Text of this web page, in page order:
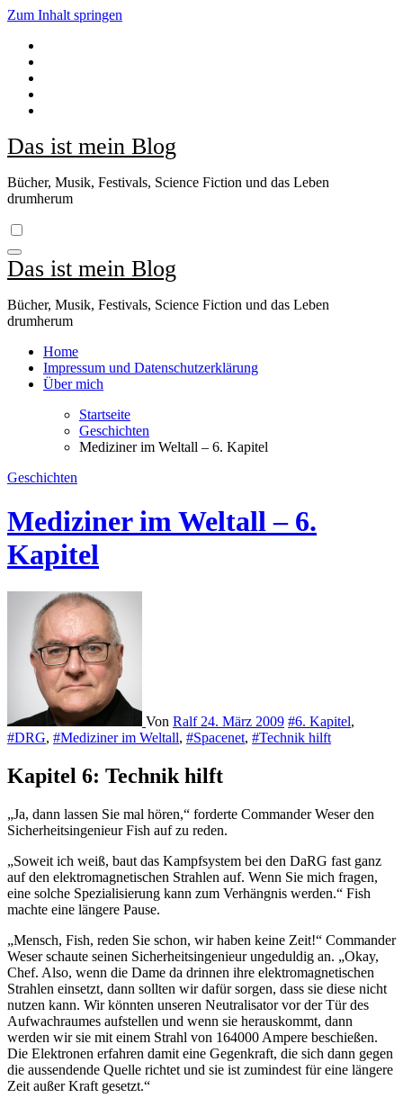
Zum Inhalt springen
Das ist mein Blog
Bücher, Musik, Festivals, Science Fiction und das Leben
drumherum
Das ist mein Blog
Bücher, Musik, Festivals, Science Fiction und das Leben
drumherum
Home
Impressum und Datenschutzerklärung
Über mich
Startseite
Geschichten
Mediziner im Weltall – 6. Kapitel
Geschichten
Mediziner im Weltall – 6.
Kapitel
Von Ralf 24. März 2009 #6. Kapitel,
#DRG, #Mediziner im Weltall, #Spacenet, #Technik hilft
Kapitel 6: Technik hilft
„Ja, dann lassen Sie mal hören,“ forderte Commander Weser den
Sicherheitsingenieur Fish auf zu reden.
„Soweit ich weiß, baut das Kampfsystem bei den DaRG fast ganz
auf den elektromagnetischen Strahlen auf. Wenn Sie mich fragen,
eine solche Spezialisierung kann zum Verhängnis werden.“ Fish
machte eine längere Pause.
„Mensch, Fish, reden Sie schon, wir haben keine Zeit!“ Commander
Weser schaute seinen Sicherheitsingenieur ungeduldig an. „Okay,
Chef. Also, wenn die Dame da drinnen ihre elektromagnetischen
Strahlen einsetzt, dann sollten wir dafür sorgen, dass sie diese nicht
nutzen kann. Wir könnten unseren Neutralisator vor der Tür des
Aufwachraumes aufstellen und wenn sie herauskommt, dann
werden wir sie mit einem Strahl von 164000 Ampere beschießen.
Die Elektronen erfahren damit eine Gegenkraft, die sich dann gegen
die aussendende Quelle richtet und sie ist zumindest für eine längere
Zeit außer Kraft gesetzt.“